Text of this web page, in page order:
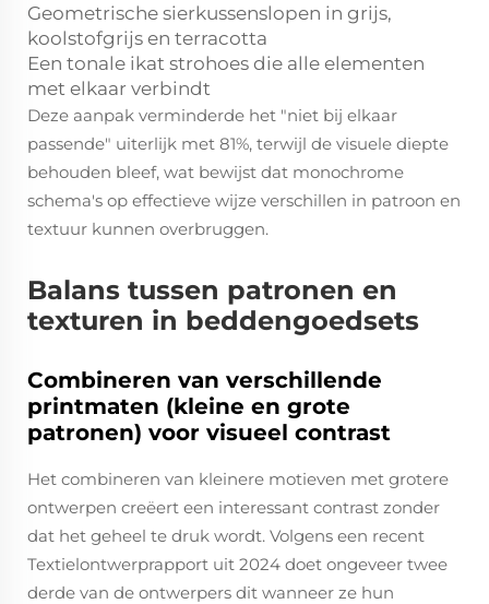
Geometrische sierkussenslopen in grijs,
koolstofgrijs en terracotta
Een tonale ikat strohoes die alle elementen
met elkaar verbindt
Deze aanpak verminderde het "niet bij elkaar
passende" uiterlijk met 81%, terwijl de visuele diepte
behouden bleef, wat bewijst dat monochrome
schema's op effectieve wijze verschillen in patroon en
textuur kunnen overbruggen.
Balans tussen patronen en
texturen in beddengoedsets
Combineren van verschillende
printmaten (kleine en grote
patronen) voor visueel contrast
Het combineren van kleinere motieven met grotere
ontwerpen creëert een interessant contrast zonder
dat het geheel te druk wordt. Volgens een recent
Textielontwerprapport uit 2024 doet ongeveer twee
derde van de ontwerpers dit wanneer ze hun